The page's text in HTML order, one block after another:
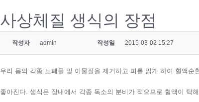
사상체질 생식의 장점
작성자 admin 작성일 2015-03-02 15:27
우리 몸의 각종 노폐물 및 이물질을 제거하고 피를 맑게 하여 혈액순
좋아진다. 생식은 장내에서 각종 독소의 분비가 적으므로 혈액이 탁